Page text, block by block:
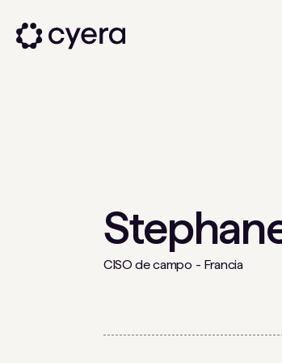
CISO de campo - Francia